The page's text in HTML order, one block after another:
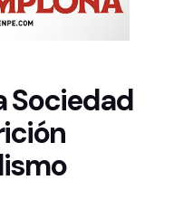
Sociedad